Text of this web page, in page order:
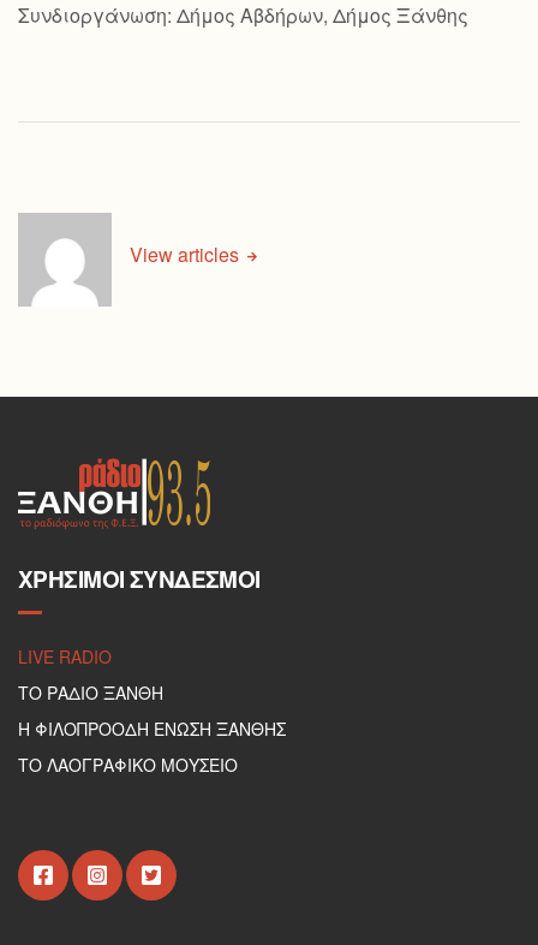
Συνδιοργάνωση: Δήμος Αβδήρων, Δήμος Ξάνθης
View articles
ΧΡΉΣΙΜΟΙ ΣΎΝΔΕΣΜΟΙ
LIVE RADIO
ΤΟ ΡΑΔΙΟ ΞΑΝΘΗ
Η ΦΙΛΟΠΡΟΟΔΗ ΕΝΩΣΗ ΞΑΝΘΗΣ
ΤΟ ΛΑΟΓΡΑΦΙΚΟ ΜΟΥΣΕΙΟ